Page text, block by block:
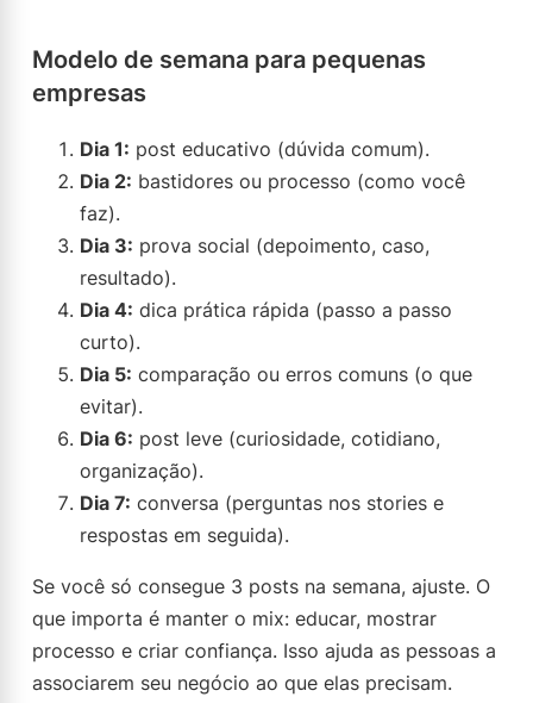
Modelo de semana para pequenas
empresas
Dia 1: post educativo (dúvida comum).
Dia 2: bastidores ou processo (como você
faz).
Dia 3: prova social (depoimento, caso,
resultado).
Dia 4: dica prática rápida (passo a passo
curto).
Dia 5: comparação ou erros comuns (o que
evitar).
Dia 6: post leve (curiosidade, cotidiano,
organização).
Dia 7: conversa (perguntas nos stories e
respostas em seguida).
Se você só consegue 3 posts na semana, ajuste. O
que importa é manter o mix: educar, mostrar
processo e criar confiança. Isso ajuda as pessoas a
associarem seu negócio ao que elas precisam.